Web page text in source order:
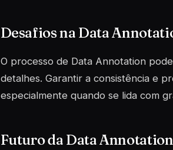
Desafios na Data
O processo de Data Annotation
detalhes. Garantir a consistência e
especialmente quando se lida com
Futuro da Data Annotation